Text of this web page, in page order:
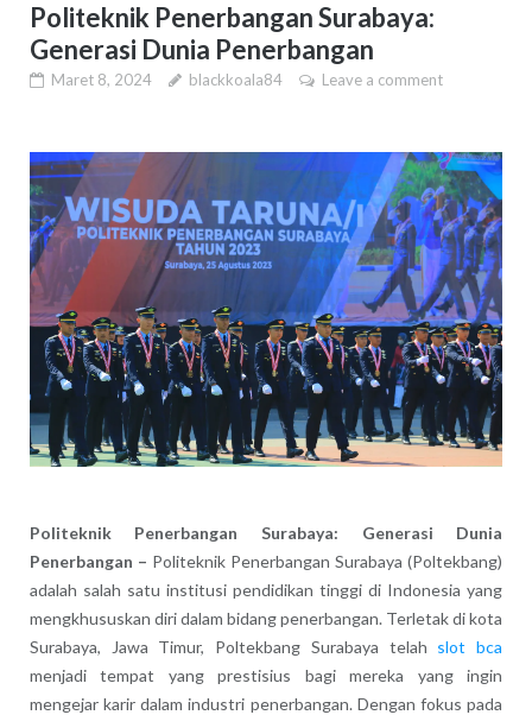
Politeknik Penerbangan Surabaya:
Generasi Dunia Penerbangan
Maret 8, 2024 blackkoala84 Leave a comment
Politeknik Penerbangan Surabaya: Generasi Dunia
Penerbangan – Politeknik Penerbangan Surabaya (Poltekbang)
adalah salah satu institusi pendidikan tinggi di Indonesia yang
mengkhususkan diri dalam bidang penerbangan. Terletak di kota
Surabaya, Jawa Timur, Poltekbang Surabaya telah slot bca
menjadi tempat yang prestisius bagi mereka yang ingin
mengejar karir dalam industri penerbangan. Dengan fokus pada